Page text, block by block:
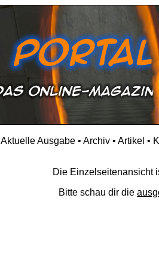
Aktuelle Ausgabe• Archiv• Artikel •
Die Einzelseitenansicht
Bitte schau dir die